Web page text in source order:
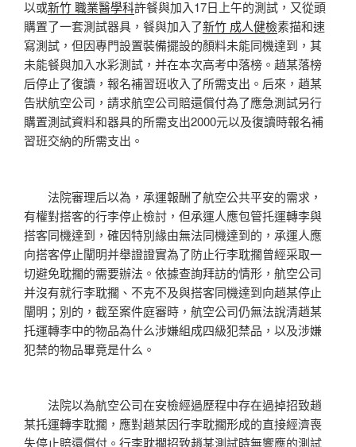
以或新竹 職業醫學科許餐與加入17日上午的測試，又從頭
購置了一套測試器具，餐與加入了新竹 成人健檢素描和速
寫測試，但因專門設置裝備擺設的顏料未能同機達到，其
未能餐與加入水彩測試，并在本次高考中落榜。趙某落榜
后停止了復讀，報名補習班收入了所需支出。后來，趙某
告狀航空公司，請求航空公司賠還償付為了應急測試另行
購置測試資料和器具的所需支出2000元以及復讀時報名補
習班交納的所需支出。
法院審理后以為，承運報酬了航空公共平安的需求，
有權對搭客的行李停止檢討，但承運人應包管托運轉李與
搭客同機達到，確因特別緣由無法同機達到的，承運人應
向搭客停止闡明并舉證證實為了防止行李耽擱曾經采取一
切避免耽擱的需要辦法。依據查詢拜訪的情形，航空公司
并沒有就行李耽擱、不克不及與搭客同機達到向趙某停止
闡明；別的，截至案件庭審時，航空公司仍無法說清趙某
托運轉李中的物品為什么涉嫌組成四級犯禁品，以及涉嫌
犯禁的物品畢竟是什么。
法院以為航空公司在安檢經過歷程中存在過掉招致趙
某托運轉李耽擱，應對趙某因行李耽擱形成的直接經濟喪
失停止賠還償付。行李耽擱招致趙某測試時無響應的測試